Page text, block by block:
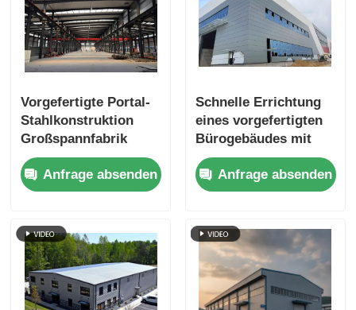
Vorgefertigte Portal-
Stahlkonstruktion
Großspannfabrik
Lagerhausbau
Anfrage absenden
Schnelle Errichtung
eines vorgefertigten
Bürogebäudes mit
Stahlrahmen und
kurzem Bauzyklus
Anfrage absenden